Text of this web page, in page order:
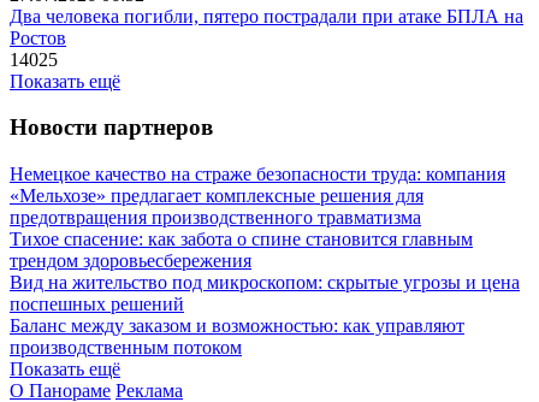
Два человека погибли, пятеро пострадали при атаке БПЛА на
Ростов
14025
Показать ещё
Новости партнеров
Немецкое качество на страже безопасности труда: компания
«Мельхозе» предлагает комплексные решения для
предотвращения производственного травматизма
Тихое спасение: как забота о спине становится главным
трендом здоровьесбережения
Вид на жительство под микроскопом: скрытые угрозы и цена
поспешных решений
Баланс между заказом и возможностью: как управляют
производственным потоком
Показать ещё
О Панораме Реклама